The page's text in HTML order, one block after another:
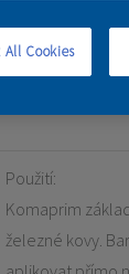
ZÁKLADNÍ BARVA
Syntetická
Použití:
Komaprim
železné kovy.
All Cookies